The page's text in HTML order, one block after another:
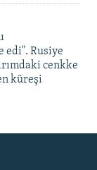
edi". Rusiye
cenkke
küreşi